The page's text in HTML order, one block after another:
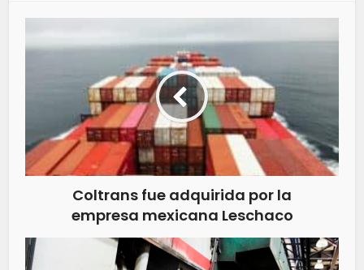
Coltrans fue adquirida por la
empresa mexicana Leschaco